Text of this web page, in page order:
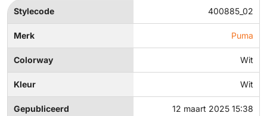
Stylecode 400885_02
Merk Puma
Colorway Wit
Kleur Wit
Gepubliceerd 12 maart 2025 15:38